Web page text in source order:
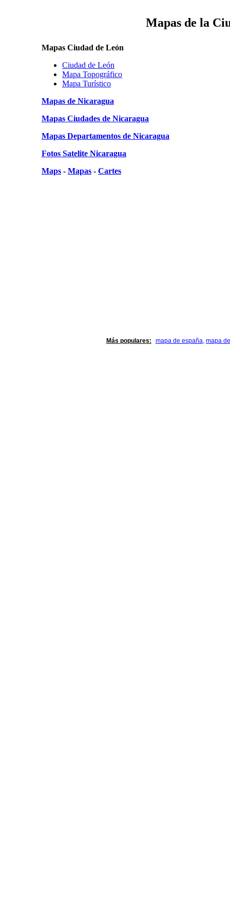
Mapas de la
Mapas Ciudad de León
Ciudad de León
Mapa Topográfico
Mapa Turístico
Mapas de Nicaragua
Mapas Ciudades de Nicaragua
Mapas Departamentos de Nicaragua
Fotos Satelite Nicaragua
Maps - Mapas - Cartes
Más populares: mapa de españa, mapa